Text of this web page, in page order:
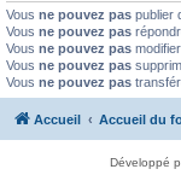
Vous ne pouvez pas publier
Vous ne pouvez pas
Vous ne pouvez pas
Vous ne pouvez pas
Vous ne pouvez pas
Accueil Accueil du
Développé